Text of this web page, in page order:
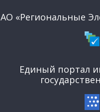
АО «Региональные
Единый портал